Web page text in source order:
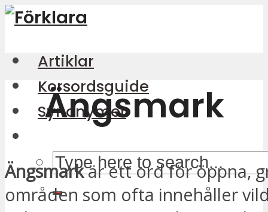
Artiklar
Korsordsguide
Synonymer
Ängsmark
Ängsmarkär ett ord för öppna,
områden som ofta innehåller